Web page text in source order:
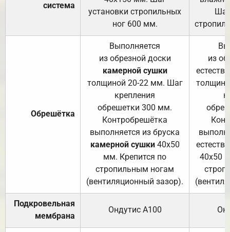
система
установки стропильных
ног 600 мм.
Обрешётка
Выполняется
из обрезной доски
камерной сушки
толщиной 20-22 мм. Шаг
крепления
обрешетки 300 мм.
Контробрешётка
выполняется из бруска
камерной сушки40х50
мм. Крепится по
стропильным ногам
(вентиляционный зазор).
из
40х50
Подкровельная
мембрана
Ондутис А100